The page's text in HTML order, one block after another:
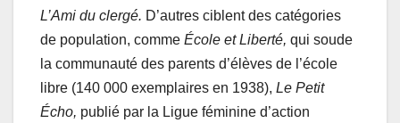
L’Ami du clergé. D’autres ciblent des catégories
de population, comme École et Liberté, qui soude
la communauté des parents d’élèves de l’école
libre (140 000 exemplaires en 1938), Le Petit
Écho, publié par la Ligue féminine d’action